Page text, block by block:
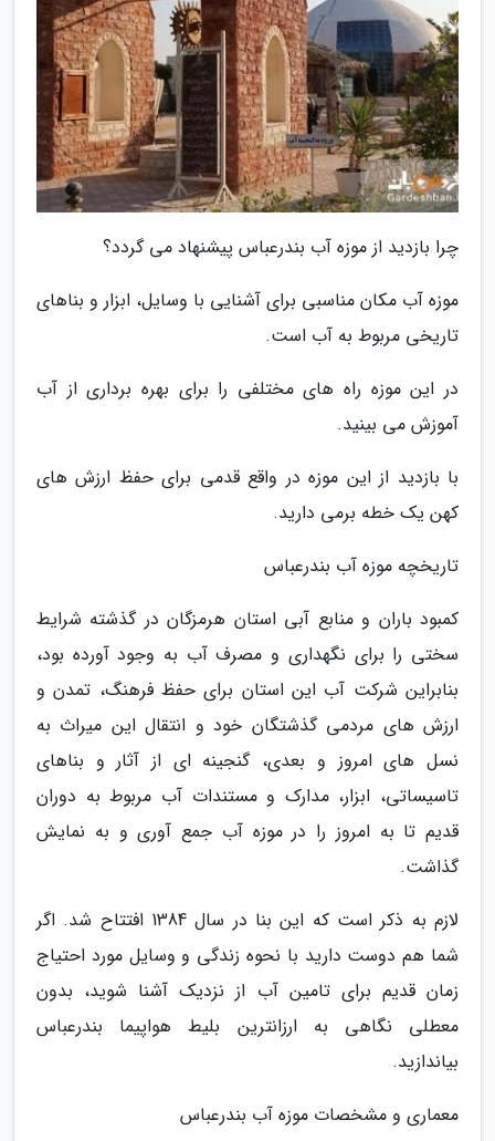
چرا بازدید از موزه آب بندرعباس پیشنهاد می گردد؟
موزه آب مکان مناسبی برای آشنایی با وسایل، ابزار و بناهای
تاریخی مربوط به آب است.
در این موزه راه های مختلفی را برای بهره برداری از آب
آموزش می بینید.
با بازدید از این موزه در واقع قدمی برای حفظ ارزش های
کهن یک خطه برمی دارید.
تاریخچه موزه آب بندرعباس
کمبود باران و منابع آبی استان هرمزگان در گذشته شرایط
سختی را برای نگهداری و مصرف آب به وجود آورده بود،
بنابراین شرکت آب این استان برای حفظ فرهنگ، تمدن و
ارزش های مردمی گذشتگان خود و انتقال این میراث به
نسل های امروز و بعدی، گنجینه ای از آثار و بناهای
تاسیساتی، ابزار، مدارک و مستندات آب مربوط به دوران
قدیم تا به امروز را در موزه آب جمع آوری و به نمایش
گذاشت.
لازم به ذکر است که این بنا در سال 1384 افتتاح شد. اگر
شما هم دوست دارید با نحوه زندگی و وسایل مورد احتیاج
زمان قدیم برای تامین آب از نزدیک آشنا شوید، بدون
معطلی نگاهی به ارزانترین بلیط هواپیما بندرعباس
بیاندازید.
معماری و مشخصات موزه آب بندرعباس